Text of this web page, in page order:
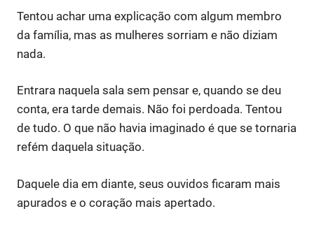
Tentou achar uma explicação com algum membro
da família, mas as mulheres sorriam e não diziam
nada.
Entrara naquela sala sem pensar e, quando se deu
conta, era tarde demais. Não foi perdoada. Tentou
de tudo. O que não havia imaginado é que se tornaria
refém daquela situação.
Daquele dia em diante, seus ouvidos ficaram mais
apurados e o coração mais apertado.